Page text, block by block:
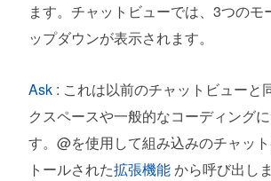
ます。チャットビューでは、3つのモ
ップダウンが表示されます。
Ask : これは以前のチャットビューと
クスペースや一般的なコーディング
す。@を使用して組み込みのチャッ
トールされた拡張機能から呼び出し